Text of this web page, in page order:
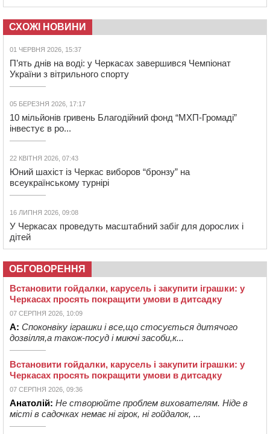
СХОЖІ НОВИНИ
01 ЧЕРВНЯ 2026, 15:37
П’ять днів на воді: у Черкасах завершився Чемпіонат
України з вітрильного спорту
05 БЕРЕЗНЯ 2026, 17:17
10 мільйонів гривень Благодійний фонд “МХП-Громаді”
інвестує в ро...
22 КВІТНЯ 2026, 07:43
Юний шахіст із Черкас виборов “бронзу” на
всеукраїнському турнірі
16 ЛИПНЯ 2026, 09:08
У Черкасах проведуть масштабний забіг для дорослих і
дітей
ОБГОВОРЕННЯ
Встановити гойдалки, карусель і закупити іграшки: у
Черкасах просять покращити умови в дитсадку
07 СЕРПНЯ 2026, 10:09
А: Споконвіку іграшки і все,що стосується дитячого
дозвілля,а також-посуд і миючі засоби,к...
Встановити гойдалки, карусель і закупити іграшки: у
Черкасах просять покращити умови в дитсадку
07 СЕРПНЯ 2026, 09:36
Анатолій: Не створюйте проблем вихователям. Ніде в
місті в садочках немає ні гірок, ні гойдалок, ...